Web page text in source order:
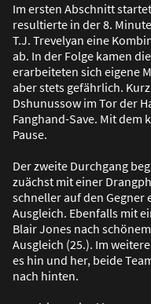
Im ersten Abschnitt
resultierte in der 8.
T.J. Trevelyan eine
ab. In der Folge kamen
erarbeiteten sich eigene
aber stets gefährlich.
Dshunussow im Tor der
Fanghand-Save. Mit dem
Pause.
Der zweite Durchgang
zuächst mit einer
schneller auf den Gegner
Ausgleich. Ebenfalls mit
Blair Jones nach
Ausgleich (25.). Im
es hin und her, beide
nach hinten.